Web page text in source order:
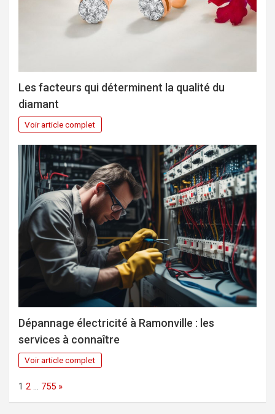
Les facteurs qui déterminent la qualité du
diamant
Voir article complet
Dépannage électricité à Ramonville : les
services à connaître
Voir article complet
Page:
1 2 … 755 Next
»